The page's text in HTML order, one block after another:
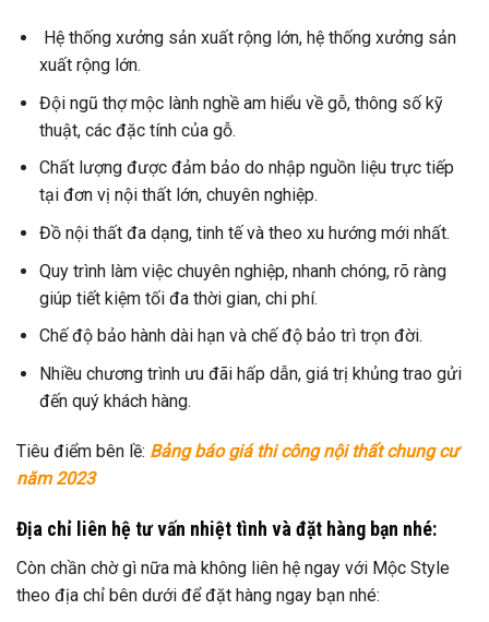
Hệ thống xưởng sản xuất rộng lớn, hệ thống xưởng sản
xuất rộng lớn.
Đội ngũ thợ mộc lành nghề am hiểu về gỗ, thông số kỹ
thuật, các đặc tính của gỗ.
Chất lượng được đảm bảo do nhập nguồn liệu trực tiếp
tại đơn vị nội thất lớn, chuyên nghiệp.
Đồ nội thất đa dạng, tinh tế và theo xu hướng mới nhất.
Quy trình làm việc chuyên nghiệp, nhanh chóng, rõ ràng
giúp tiết kiệm tối đa thời gian, chi phí.
Chế độ bảo hành dài hạn và chế độ bảo trì trọn đời.
Nhiều chương trình ưu đãi hấp dẫn, giá trị khủng trao gửi
đến quý khách hàng.
Tiêu điểm bên lề: Bảng báo giá thi công nội thất chung cư
năm 2023
Địa chỉ liên hệ tư vấn nhiệt tình và đặt hàng bạn nhé:
Còn chần chờ gì nữa mà không liên hệ ngay với Mộc Style
theo địa chỉ bên dưới để đặt hàng ngay bạn nhé: